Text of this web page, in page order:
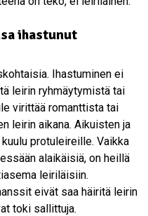
ihastunut
Ihastuminen ei
leirin ryhmäytymistä tai
virittää romanttista tai
leirin aikana. Aikuisten ja
protuleireille. Vaikka
alaikäisiä, on heillä
leiriläisiin.
eivät saa häiritä leirin
toki sallittuja.